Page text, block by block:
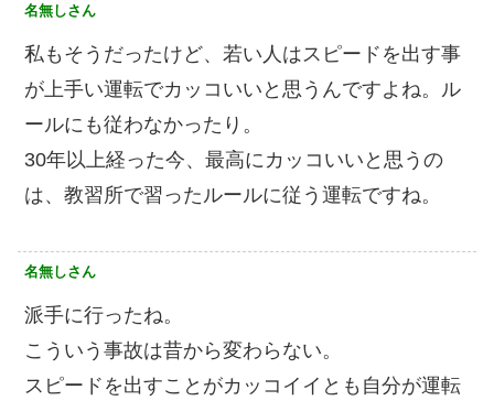
名無しさん
私もそうだったけど、若い人はスピードを出す事
が上手い運転でカッコいいと思うんですよね。ル
ールにも従わなかったり。
30年以上経った今、最高にカッコいいと思うの
は、教習所で習ったルールに従う運転ですね。
名無しさん
派手に行ったね。
こういう事故は昔から変わらない。
スピードを出すことがカッコイイとも自分が運転